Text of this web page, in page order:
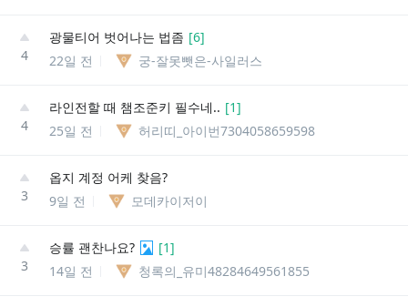
4
광물티어 벗어나는 법좀 [6]
22일 전
궁-잘못뺏은-사일러스
4
라인전할 때 챔조준키 필수네.. [1]
25일 전
허리띠_아이번7304058659598
3
옵지 계정 어케 찾음?
9일 전
모데카이저이
3
승률 괜찬나요? [1]
14일 전
청록의_유미48284649561855